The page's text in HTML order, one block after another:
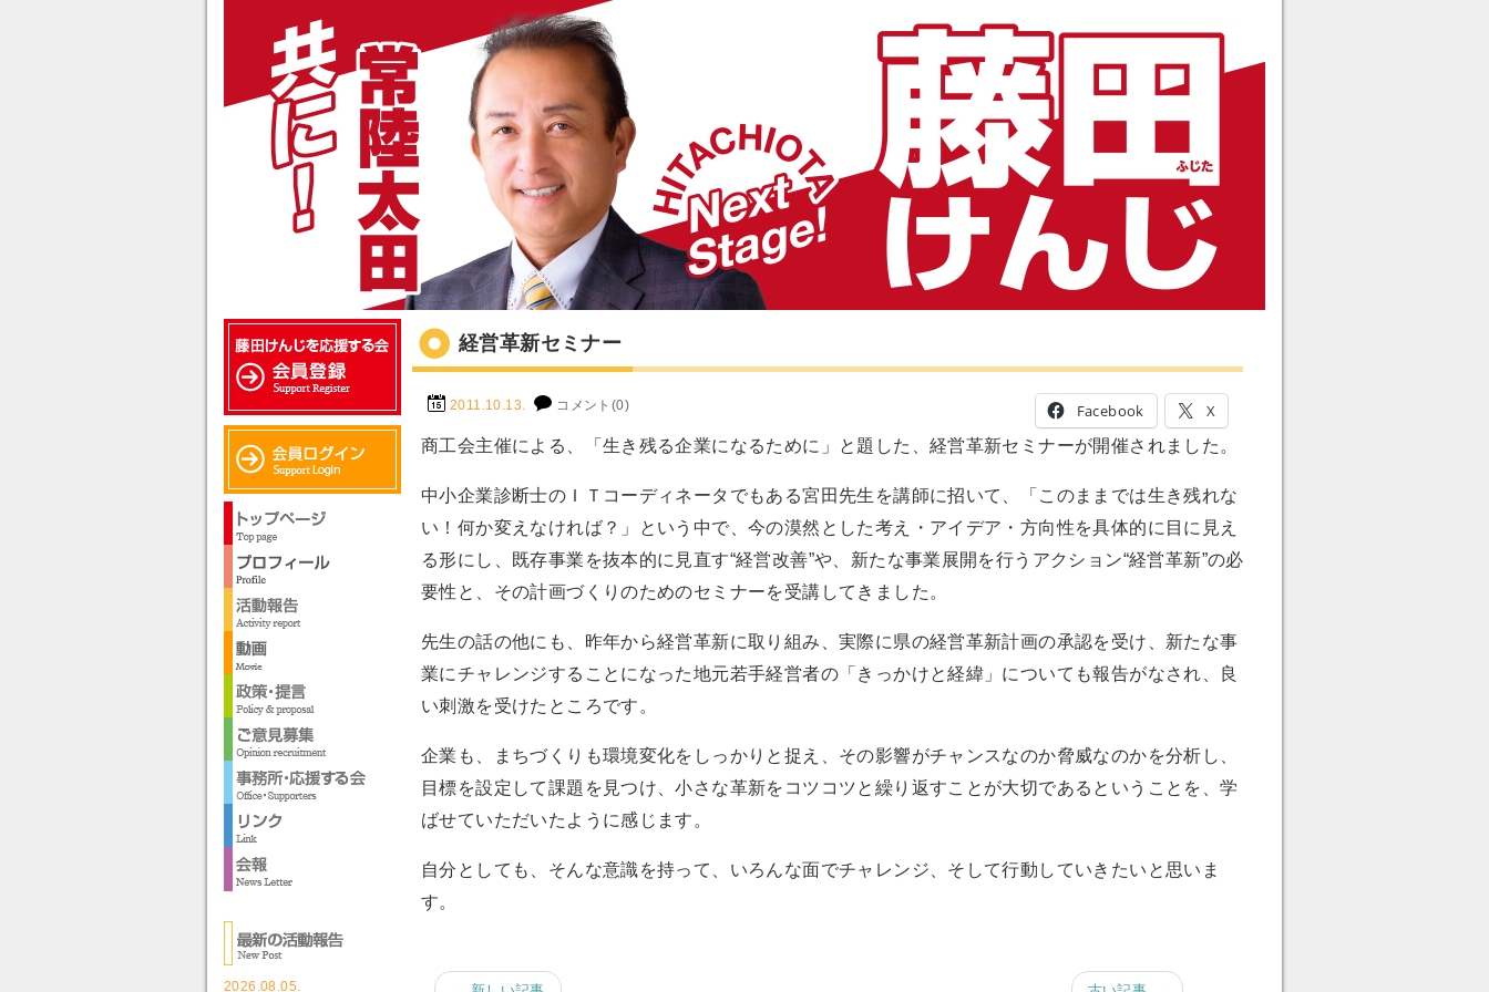
経営革新セミナー
2011.10.13. コメント(0) Facebook
X
商工会主催による、「生き残る企業になるために」と題した、経営革新セミナーが開催されました。
中小企業診断士のＩＴコーディネータでもある宮田先生を講師に招いて、「このままでは生き残れな
い！何か変えなければ？」という中で、今の漠然とした考え・アイデア・方向性を具体的に目に見え
る形にし、既存事業を抜本的に見直す“経営改善”や、新たな事業展開を行うアクション“経営革新”の必
要性と、その計画づくりのためのセミナーを受講してきました。
先生の話の他にも、昨年から経営革新に取り組み、実際に県の経営革新計画の承認を受け、新たな事
業にチャレンジすることになった地元若手経営者の「きっかけと経緯」についても報告がなされ、良
い刺激を受けたところです。
企業も、まちづくりも環境変化をしっかりと捉え、その影響がチャンスなのか脅威なのかを分析し、
目標を設定して課題を見つけ、小さな革新をコツコツと繰り返すことが大切であるということを、学
ばせていただいたように感じます。
自分としても、そんな意識を持って、いろんな面でチャレンジ、そして行動していきたいと思いま
す。
2026.08.05.